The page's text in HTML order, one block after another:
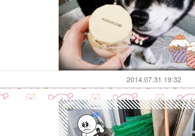
2014.07.31 19:32